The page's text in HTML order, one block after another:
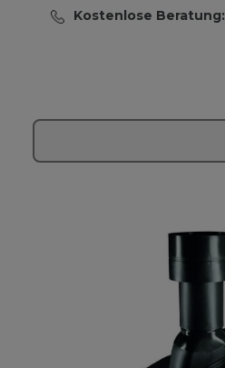
Kostenlose Beratung: